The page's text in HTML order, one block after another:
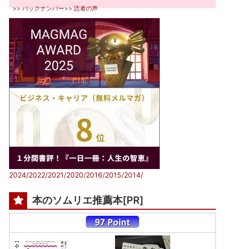
>>バックナンバー>>読者の声
2024/2022/2021/2020/2016/2015/2014/
本のソムリエ推薦本[PR]